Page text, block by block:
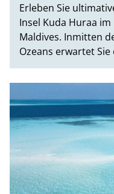
Erleben Sie
Insel Kuda Huraa
Maldives. Inmitten
Ozeans erwartet Sie